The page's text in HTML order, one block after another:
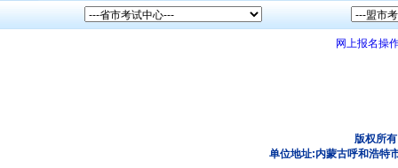
网上报名操
版权所
单位地址:内蒙古呼和浩特